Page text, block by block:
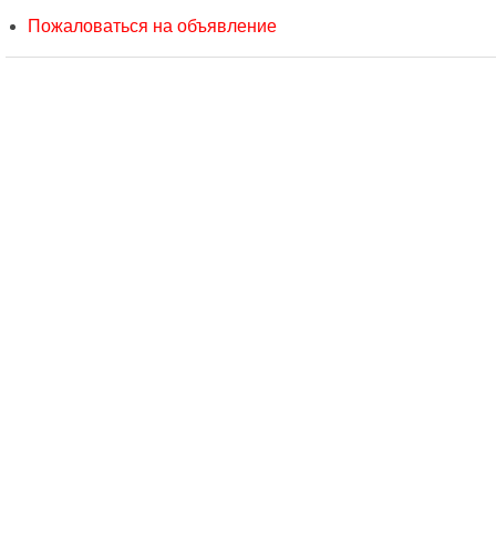
Пожаловаться на объявление